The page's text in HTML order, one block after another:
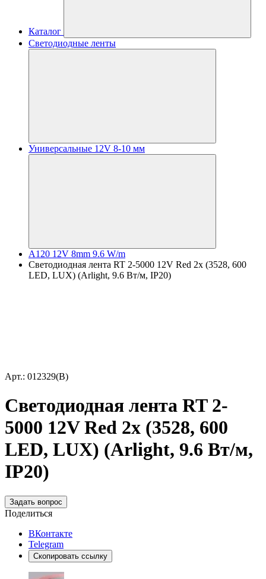
Каталог
Светодиодные ленты
Универсальные 12V 8-10 мм
A120 12V 8mm 9.6 W/m
Светодиодная лента RT 2-5000 12V Red 2x (3528, 600
LED, LUX) (Arlight, 9.6 Вт/м, IP20)
Арт.: 012329(B)
Светодиодная лента RT 2-
5000 12V Red 2x (3528, 600
LED, LUX) (Arlight, 9.6 Вт/м,
IP20)
Задать вопрос
Поделиться
ВКонтакте
Telegram
Скопировать ссылку